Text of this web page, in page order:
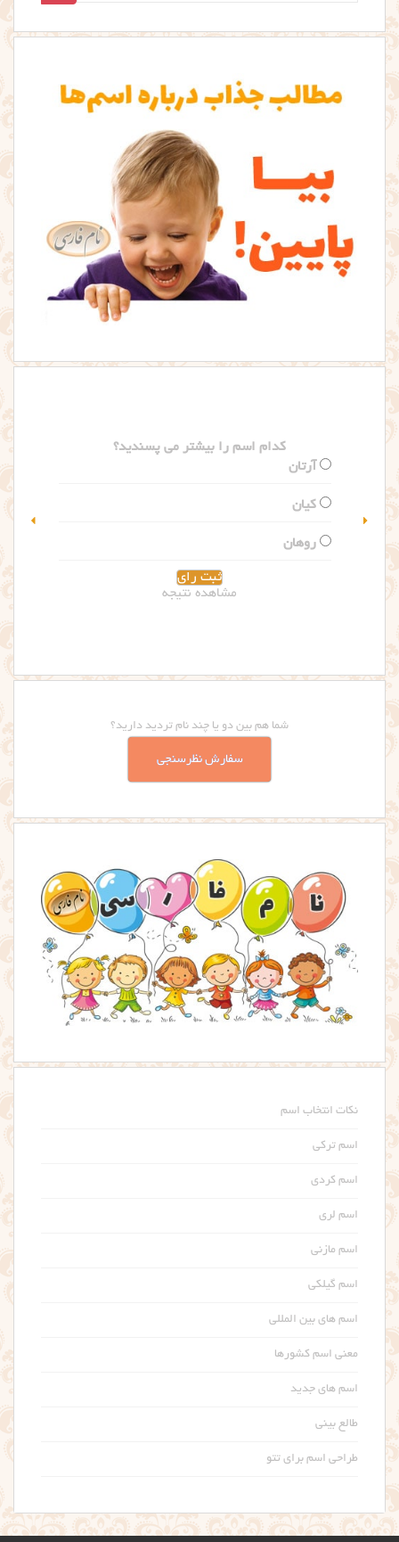
مشاهده نتیجه
شما هم بین دو یا چند نام تردید دارید؟
سفارش نظرسنجی
نکات انتخاب اسم
اسم ترکی
اسم کردی
اسم لری
اسم مازنی
اسم گیلکی
اسم های بین المللی
معنی اسم کشورها
اسم های جدید
طالع بینی
طراحی اسم برای تتو